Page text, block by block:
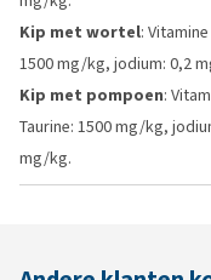
Kip met wortel:
1500 mg/kg, jodium: 0,2
Kip met pompoen:
Taurine: 1500 mg/kg,
mg/kg.